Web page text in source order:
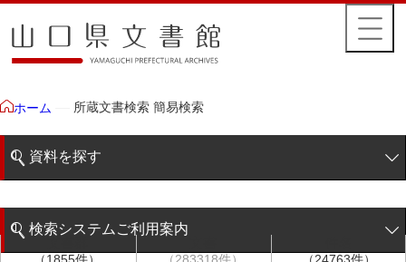
ホーム 所蔵文書検索 簡易検索
資料を探す
階層検索
検索システムご利用案内